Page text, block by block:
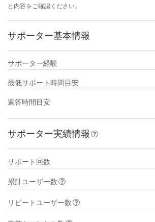
と内容をご確認ください。
サポーター基本情報
サポーター経験
最低サポート時間目安
返答時間目安
サポーター実績情報
サポート回数
累計ユーザー数
リピートユーザー数